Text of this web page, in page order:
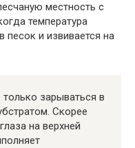
местность с
температура
и извивается на
зарываться в
Скорее
на верхней